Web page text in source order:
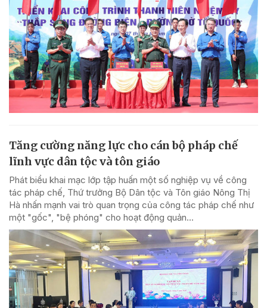
Tăng cường năng lực cho cán bộ pháp chế
lĩnh vực dân tộc và tôn giáo
Phát biểu khai mạc lớp tập huấn một số nghiệp vụ về công
tác pháp chế, Thứ trưởng Bộ Dân tộc và Tôn giáo Nông Thị
Hà nhấn mạnh vai trò quan trọng của công tác pháp chế như
một "gốc", "bệ phóng" cho hoạt động quản...